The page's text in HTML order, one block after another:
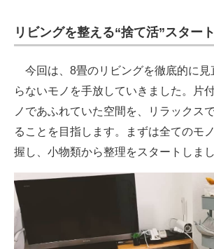
リビングを整える“捨て活”スタート
今回は、8畳のリビングを徹底的に見
らないモノを手放していきました。片
ノであふれていた空間を、リラックス
ることを目指します。まずは全てのモ
握し、小物類から整理をスタートしまし